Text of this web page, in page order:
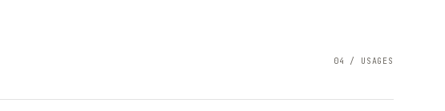
04 / USAGES